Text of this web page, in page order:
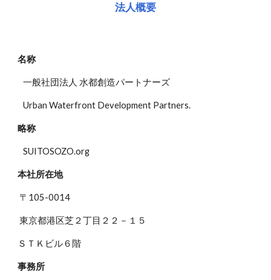
法人概要
名称
一般社団法人 水都創造パートナーズ
Urban Waterfront Development Partners.
略称
SUITOSOZO.org
本社所在地
〒105-0014
東京都港区芝２丁目２２－１５
ＳＴＫビル６階
事務所